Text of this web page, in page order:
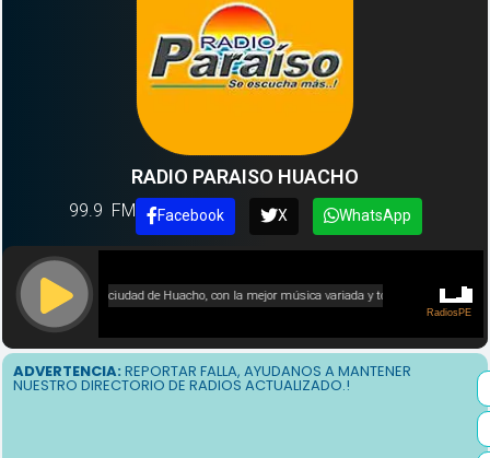
RADIO PARAISO HUACHO
99.9 FM Facebook X WhatsApp
ADVERTENCIA: REPORTAR FALLA, AYUDANOS A MANTENER
NUESTRO DIRECTORIO DE RADIOS ACTUALIZADO.!